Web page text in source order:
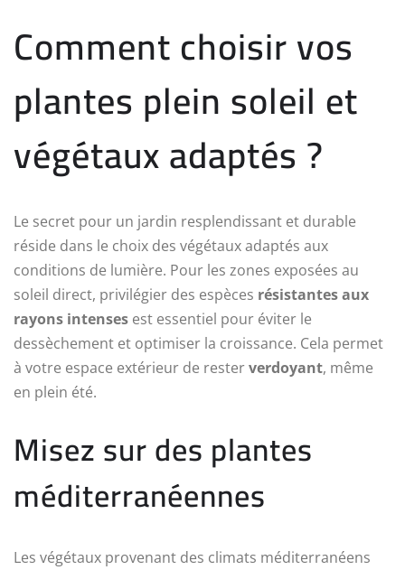
Comment choisir vos
plantes plein soleil et
végétaux adaptés ?
Le secret pour un jardin resplendissant et durable
réside dans le choix des végétaux adaptés aux
conditions de lumière. Pour les zones exposées au
soleil direct, privilégier des espèces résistantes aux
rayons intenses est essentiel pour éviter le
dessèchement et optimiser la croissance. Cela permet
à votre espace extérieur de resterverdoyant, même
en plein été.
Misez sur des plantes
méditerranéennes
Les végétaux provenant des climats méditerranéens